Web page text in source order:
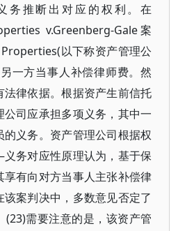
务推断出对应的权利。在
v.Greenberg-Gale案
以下称资产管理公
一方当事人补偿律师费。然
律依据。根据资产生前信托
司应承担多项义务，其中一
义务。资产管理公司根据权
务对应性原理认为，基于保
有向对方当事人主张补偿律
案判决中，多数意见否定了
(23)需要注意的是，该资产管